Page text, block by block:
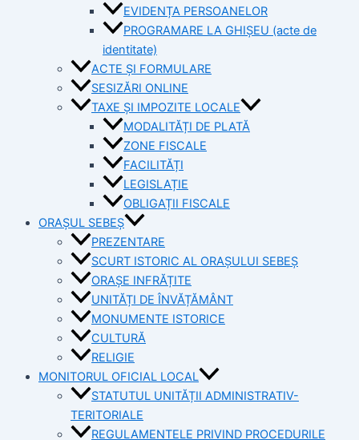
EVIDENȚA PERSOANELOR
PROGRAMARE LA GHIȘEU (acte de
identitate)
ACTE ȘI FORMULARE
SESIZĂRI ONLINE
TAXE ȘI IMPOZITE LOCALE
MODALITĂȚI DE PLATĂ
ZONE FISCALE
FACILITĂȚI
LEGISLAȚIE
OBLIGAȚII FISCALE
ORAȘUL SEBEȘ
PREZENTARE
SCURT ISTORIC AL ORAȘULUI SEBEȘ
ORAȘE INFRĂȚITE
UNITĂȚI DE ÎNVĂȚĂMÂNT
MONUMENTE ISTORICE
CULTURĂ
RELIGIE
MONITORUL OFICIAL LOCAL
STATUTUL UNITĂȚII ADMINISTRATIV-
TERITORIALE
REGULAMENTELE PRIVIND PROCEDURILE